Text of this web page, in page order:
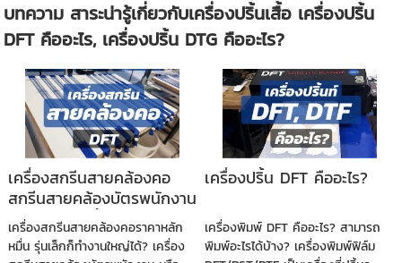
บทความ สาระน่ารู้เกี่ยวกับเครื่องปริ้นเสื้อ เครื่องปริ้น
DFT คืออะไร, เครื่องปริ้น DTG คืออะไร?
เครื่องสกรีนสายคล้องคอ
สกรีนสายคล้องบัตรพนักงาน
ต่อยอดร้านปริ้นบัตรพีวีซี
เครื่องสกรีนสายคล้องคอราคาหลัก
หมื่น รุ่นเล็กก็ทำงานใหญ่ได้? เครื่อง
เครื่องปริ้น DFT คืออะไร?
เครื่องพิมพ์ DFT คืออะไร? สามารถ
พิมพ์อะไรได้บ้าง? เครื่องพิมพ์ฟิล์ม